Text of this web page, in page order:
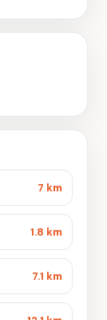
7 km
1.8 km
7.1 km